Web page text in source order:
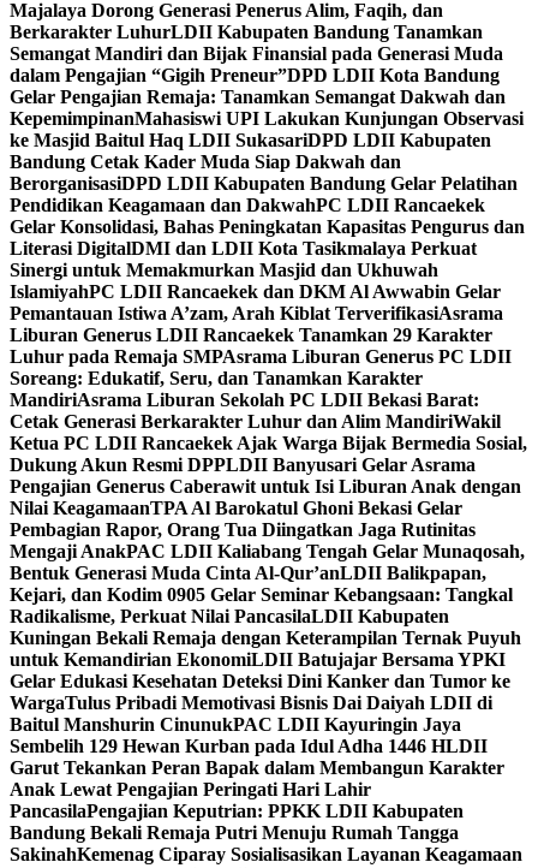
Majalaya Dorong Generasi Penerus Alim, Faqih, dan
Berkarakter LuhurLDII Kabupaten Bandung Tanamkan
Semangat Mandiri dan Bijak Finansial pada Generasi Muda
dalam Pengajian “Gigih Preneur”DPD LDII Kota Bandung
Gelar Pengajian Remaja: Tanamkan Semangat Dakwah dan
KepemimpinanMahasiswi UPI Lakukan Kunjungan Observasi
ke Masjid Baitul Haq LDII SukasariDPD LDII Kabupaten
Bandung Cetak Kader Muda Siap Dakwah dan
BerorganisasiDPD LDII Kabupaten Bandung Gelar Pelatihan
Pendidikan Keagamaan dan DakwahPC LDII Rancaekek
Gelar Konsolidasi, Bahas Peningkatan Kapasitas Pengurus dan
Literasi DigitalDMI dan LDII Kota Tasikmalaya Perkuat
Sinergi untuk Memakmurkan Masjid dan Ukhuwah
IslamiyahPC LDII Rancaekek dan DKM Al Awwabin Gelar
Pemantauan Istiwa A’zam, Arah Kiblat TerverifikasiAsrama
Liburan Generus LDII Rancaekek Tanamkan 29 Karakter
Luhur pada Remaja SMPAsrama Liburan Generus PC LDII
Soreang: Edukatif, Seru, dan Tanamkan Karakter
MandiriAsrama Liburan Sekolah PC LDII Bekasi Barat:
Cetak Generasi Berkarakter Luhur dan Alim MandiriWakil
Ketua PC LDII Rancaekek Ajak Warga Bijak Bermedia Sosial,
Dukung Akun Resmi DPPLDII Banyusari Gelar Asrama
Pengajian Generus Caberawit untuk Isi Liburan Anak dengan
Nilai KeagamaanTPA Al Barokatul Ghoni Bekasi Gelar
Pembagian Rapor, Orang Tua Diingatkan Jaga Rutinitas
Mengaji AnakPAC LDII Kaliabang Tengah Gelar Munaqosah,
Bentuk Generasi Muda Cinta Al-Qur’anLDII Balikpapan,
Kejari, dan Kodim 0905 Gelar Seminar Kebangsaan: Tangkal
Radikalisme, Perkuat Nilai PancasilaLDII Kabupaten
Kuningan Bekali Remaja dengan Keterampilan Ternak Puyuh
untuk Kemandirian EkonomiLDII Batujajar Bersama YPKI
Gelar Edukasi Kesehatan Deteksi Dini Kanker dan Tumor ke
WargaTulus Pribadi Memotivasi Bisnis Dai Daiyah LDII di
Baitul Manshurin CinunukPAC LDII Kayuringin Jaya
Sembelih 129 Hewan Kurban pada Idul Adha 1446 HLDII
Garut Tekankan Peran Bapak dalam Membangun Karakter
Anak Lewat Pengajian Peringati Hari Lahir
PancasilaPengajian Keputrian: PPKK LDII Kabupaten
Bandung Bekali Remaja Putri Menuju Rumah Tangga
SakinahKemenag Ciparay Sosialisasikan Layanan Keagamaan